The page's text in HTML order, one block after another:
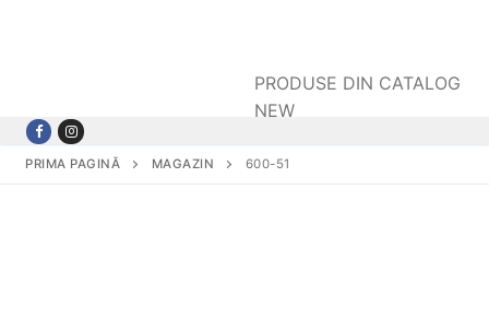
PRODUSE DIN CATALOG
NEW
PRIMA PAGINĂ MAGAZIN 600-51